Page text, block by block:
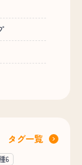
タグ一覧
6